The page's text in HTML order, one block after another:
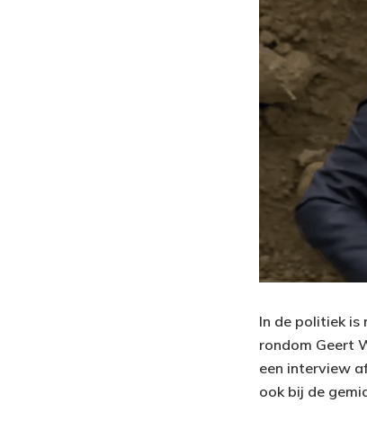
In de politiek
rondom Geert
een interview
ook bij de